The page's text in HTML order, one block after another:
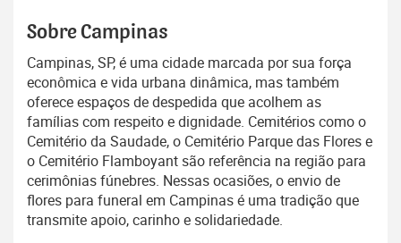
Sobre Campinas
Campinas, SP, é uma cidade marcada por sua força
econômica e vida urbana dinâmica, mas também
oferece espaços de despedida que acolhem as
famílias com respeito e dignidade. Cemitérios como o
Cemitério da Saudade, o Cemitério Parque das Flores e
o Cemitério Flamboyant são referência na região para
cerimônias fúnebres. Nessas ocasiões, o envio de
flores para funeral em Campinas é uma tradição que
transmite apoio, carinho e solidariedade.